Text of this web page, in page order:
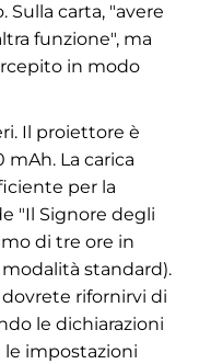
carta, "avere
funzione", ma
in modo
Il proiettore è
La carica
per la
"Il Signore degli
di tre ore in
standard).
rifornirvi di
le dichiarazioni
le impostazioni